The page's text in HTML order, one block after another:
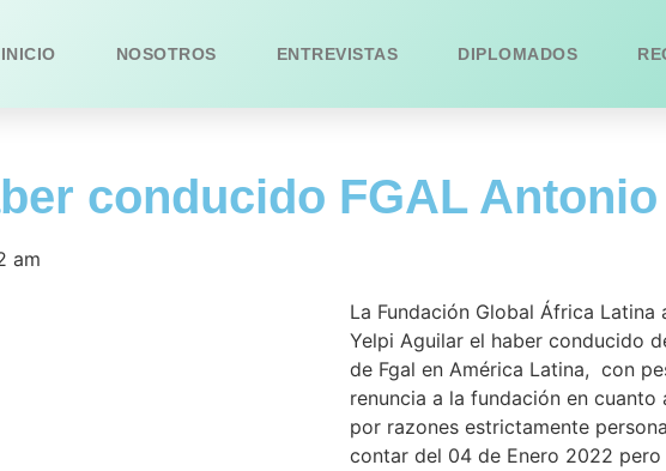
INICIO NOSOTROS ENTREVISTAS DIPLOMADOS
conducido FGAL
am
La Fundación Global África
Yelpi Aguilar el haber conducido
de Fgal en América Latina, con
renuncia a la fundación en
por razones estrictamente
contar del 04 de Enero 2022